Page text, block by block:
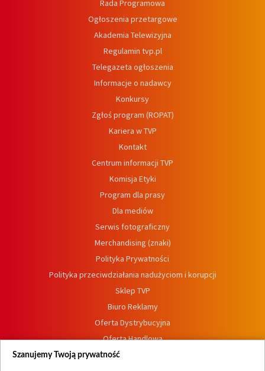
Rada Programowa
Ogłoszenia przetargowe
Akademia Telewizyjna
Regulamin tvp.pl
Telegazeta ogłoszenia
Informacje o nadawcy
Konkursy
Zgłoś program (ROPAT)
Kariera w TVP
Kontakt
Centrum informacji TVP
Komisja Etyki
Program dla prasy
Dla mediów
Serwis fotograficzny
Merchandising (znaki)
Polityka Prywatności
Polityka przeciwdziałania nadużyciom i korupcji
Sklep TVP
Biuro Reklamy
Oferta Dystrybucyjna
Oferta Handlowa
Dostępność
Szanujemy Twoją prywatność